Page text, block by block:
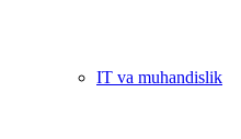
IT va muhandislik